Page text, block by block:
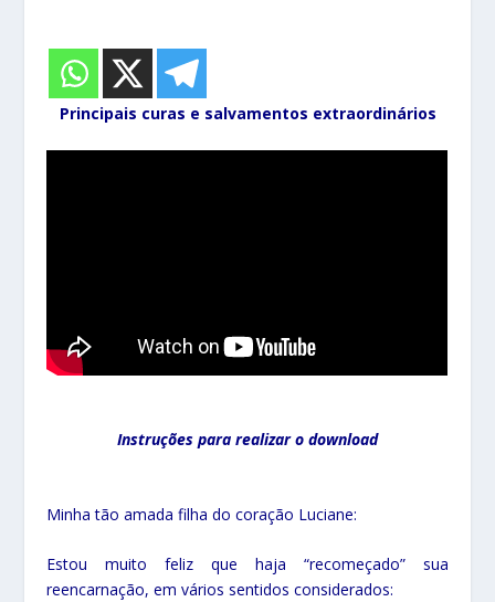
Principais curas e salvamentos extraordinários
Instruções para realizar o download
Minha tão amada filha do coração Luciane:
Estou muito feliz que haja “recomeçado” sua
reencarnação, em vários sentidos considerados: